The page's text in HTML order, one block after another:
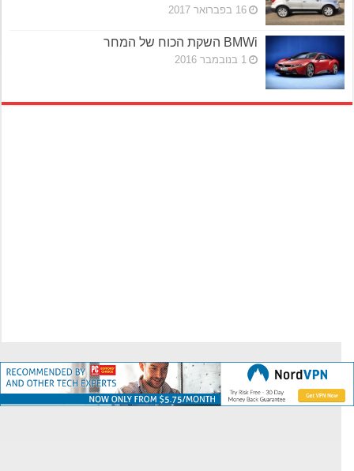
16 בפברואר 2017
BMWi השקת הכוח של המחר
1 בנובמבר 2016